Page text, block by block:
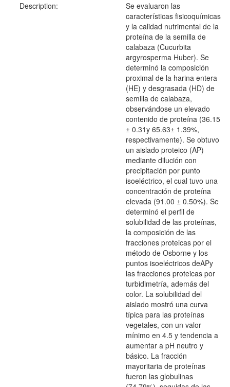
Description:
Se evaluaron las
características fisicoquímicas
y la calidad nutrimental de la
proteína de la semilla de
calabaza (Cucurbita
argyrosperma Huber). Se
determinó la composición
proximal de la harina entera
(HE) y desgrasada (HD) de
semilla de calabaza,
observándose un elevado
contenido de proteína (36.15
± 0.31y 65.63± 1.39%,
respectivamente). Se obtuvo
un aislado proteico (AP)
mediante dilución con
precipitación por punto
isoeléctrico, el cual tuvo una
concentración de proteína
elevada (91.00 ± 0.50%). Se
determinó el perfil de
solubilidad de las proteínas,
la composición de las
fracciones proteicas por el
método de Osborne y los
puntos isoeléctricos deAPy
las fracciones proteicas por
turbidimetría, además del
color. La solubilidad del
aislado mostró una curva
típica para las proteínas
vegetales, con un valor
mínimo en 4.5 y tendencia a
aumentar a pH neutro y
básico. La fracción
mayoritaria de proteínas
fueron las globulinas